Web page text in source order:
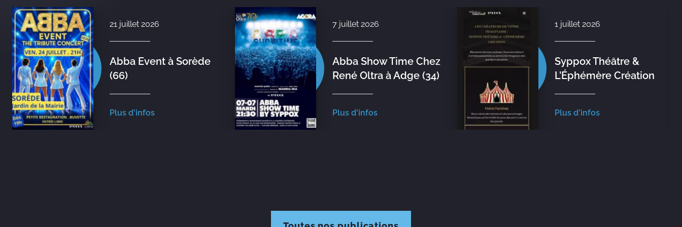
21 juillet 2026
Abba Event à Sorède
(66)
Plus d'infos
7 juillet 2026
Abba Show Time Chez
René Oltra à Adge (34)
Plus d'infos
1 juillet 2026
Syppox Théâtre &
L’Éphémère Création
Plus d'infos